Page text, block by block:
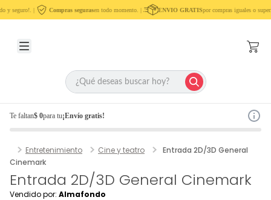
y seguro!. | Compras segurasen todo momento. | ENVIO GRATISpor compras iguales o
Te faltan$ 0para tu¡Envío gratis!
Entretenimiento Cine y teatro
Entrada 2D/3D General
Cinemark
Entrada 2D/3D General Cinemark
Vendido por: Almafondo